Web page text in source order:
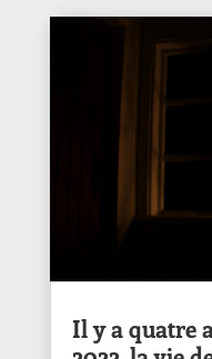
Il y a quatre